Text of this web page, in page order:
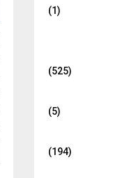
(1)
(525)
(5)
(194)